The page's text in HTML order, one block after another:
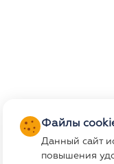
Файлы
Данный сайт
повышения